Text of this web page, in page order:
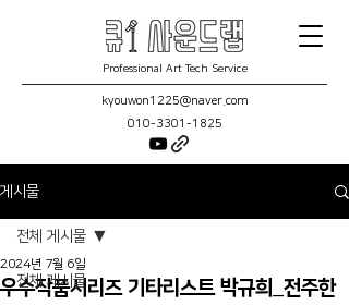
Professional Art Tech Service
kyouwon1225@naver.com
010-3301-1825
게시물
전체 게시물
전체 게시물
우수작품시리즈 기타리스트 박규희_전주한
2024년 7월 6일